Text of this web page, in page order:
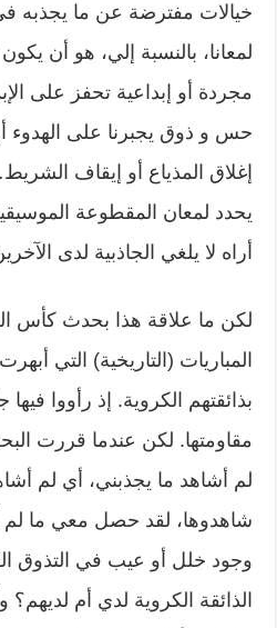
خيالات مفترضة عن ما يجذبه
لمعانا، بالنسبة إلي، هو أن
مجردة أو إبداعية تحفز على
حس و ذوق يجبرنا على الهدوء
إغلاق المذياع أو إيقاف
يحدد لمعان المقطوعة
أراه لا يلغي الجاذبية لدى
لكن ما علاقة هذا بحدث كأس
المباريات (التاريخية) التي
بذائقتهم الكروية. إذ رأووا
مقاومتها. لكن عندما قررت
لم أشاهد ما يجذبني، أي لم
شاهدوها، لقد حصل معي ما لم
وجود خلل أو عيب في التذوق
الذائقة الكروية لدي أم لديهم؟